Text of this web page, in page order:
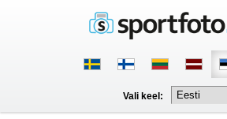
Vali keel: